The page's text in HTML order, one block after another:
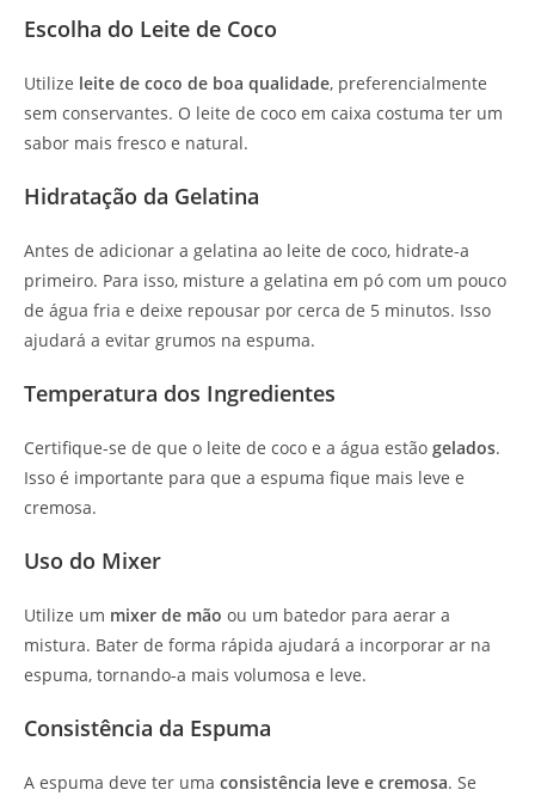
Escolha do Leite de Coco
Utilize leite de coco de boa qualidade, preferencialmente
sem conservantes. O leite de coco em caixa costuma ter um
sabor mais fresco e natural.
Hidratação da Gelatina
Antes de adicionar a gelatina ao leite de coco, hidrate-a
primeiro. Para isso, misture a gelatina em pó com um pouco
de água fria e deixe repousar por cerca de 5 minutos. Isso
ajudará a evitar grumos na espuma.
Temperatura dos Ingredientes
Certifique-se de que o leite de coco e a água estão gelados.
Isso é importante para que a espuma fique mais leve e
cremosa.
Uso do Mixer
Utilize um mixer de mão ou um batedor para aerar a
mistura. Bater de forma rápida ajudará a incorporar ar na
espuma, tornando-a mais volumosa e leve.
Consistência da Espuma
A espuma deve ter uma consistência leve e cremosa. Se